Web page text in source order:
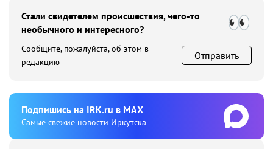
Стали свидетелем происшествия, чего-то
необычного и интересного?
Сообщите, пожалуйста, об этом в
редакцию
Отправить
Подпишиcь на IRK.ru в MAX
Cамые свежие новости Иркутска